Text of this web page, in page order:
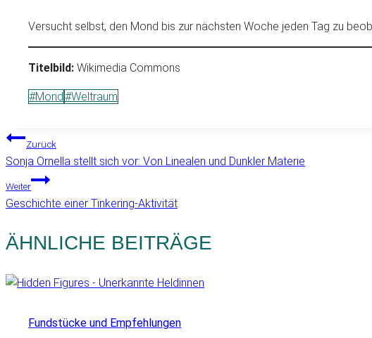
Versucht selbst, den Mond bis zur nächsten Woche jeden Tag zu
Titelbild: Wikimedia Commons
Schlagworte:
#Mond#Weltraum
BEITRAGSNAVIGATION
Zurück
Sonja Ornella stellt sich vor: Von Linealen und Dunkler Materie
Weiter
Geschichte einer Tinkering-Aktivität
ÄHNLICHE BEITRÄGE
Fundstücke und Empfehlungen